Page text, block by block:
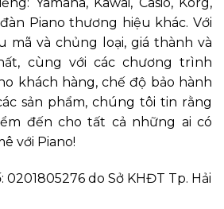
Piano thương hiệu khác. Với
mã và chủng loại, giá thành và
cùng với các chương trình
khách hàng, chế độ bảo hành
sản phẩm, chúng tôi tin rằng
đến cho tất cả những ai có
với Piano!
0201805276 do Sở KHĐT Tp. Hải